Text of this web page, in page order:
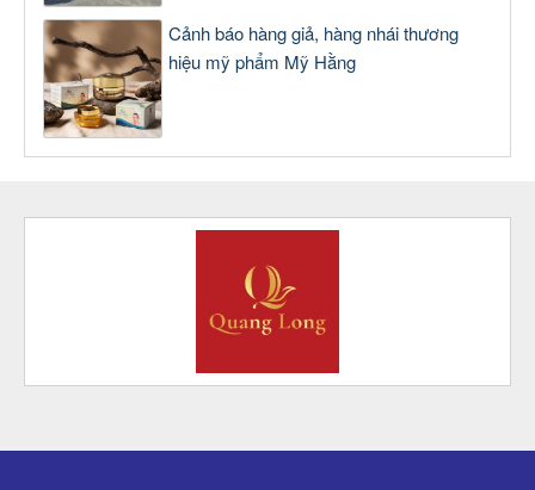
Cảnh báo hàng giả, hàng nhái thương
hiệu mỹ phẩm Mỹ Hằng